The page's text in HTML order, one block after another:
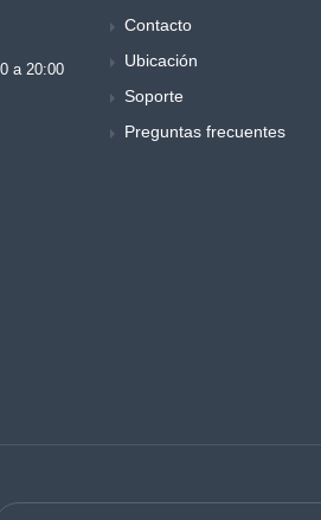
a 20:00
Contacto
Ubicación
Soporte
Preguntas frecuentes